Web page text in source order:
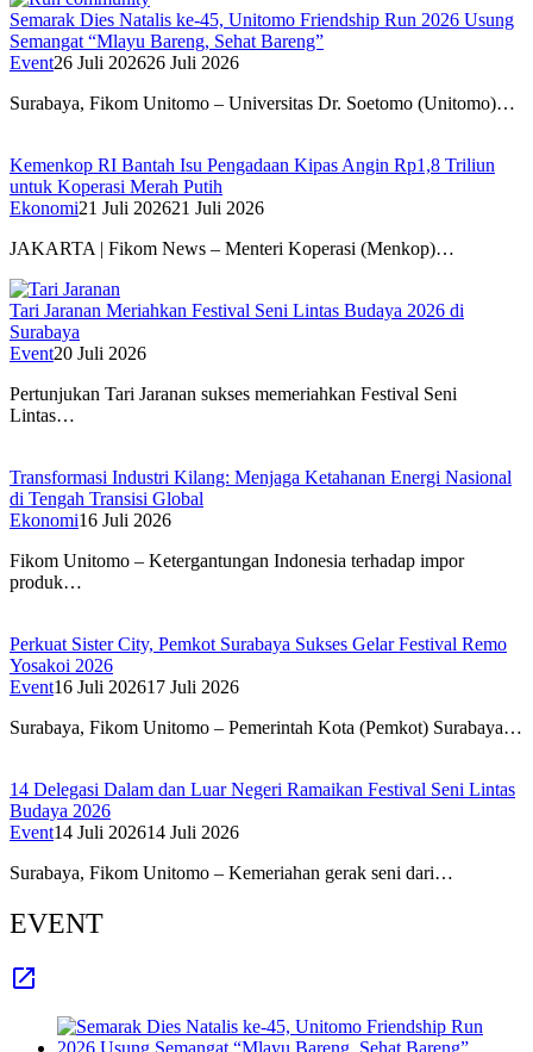
Semarak Dies Natalis ke-45, Unitomo Friendship Run 2026 Usung
Semangat “Mlayu Bareng, Sehat Bareng”
Event26 Juli 202626 Juli 2026
Surabaya, Fikom Unitomo – Universitas Dr. Soetomo (Unitomo)…
Kemenkop RI Bantah Isu Pengadaan Kipas Angin Rp1,8 Triliun
untuk Koperasi Merah Putih
Ekonomi21 Juli 202621 Juli 2026
JAKARTA | Fikom News – Menteri Koperasi (Menkop)…
Tari Jaranan Meriahkan Festival Seni Lintas Budaya 2026 di
Surabaya
Event20 Juli 2026
Pertunjukan Tari Jaranan sukses memeriahkan Festival Seni
Lintas…
Transformasi Industri Kilang: Menjaga Ketahanan Energi Nasional
di Tengah Transisi Global
Ekonomi16 Juli 2026
Fikom Unitomo – Ketergantungan Indonesia terhadap impor
produk…
Perkuat Sister City, Pemkot Surabaya Sukses Gelar Festival Remo
Yosakoi 2026
Event16 Juli 202617 Juli 2026
Surabaya, Fikom Unitomo – Pemerintah Kota (Pemkot) Surabaya…
14 Delegasi Dalam dan Luar Negeri Ramaikan Festival Seni Lintas
Budaya 2026
Event14 Juli 202614 Juli 2026
Surabaya, Fikom Unitomo – Kemeriahan gerak seni dari…
EVENT